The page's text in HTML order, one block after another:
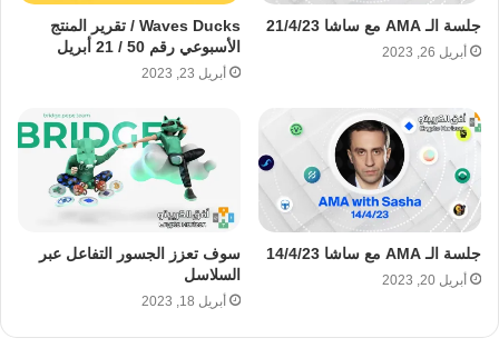
جلسة الـ AMA مع ساشا 21/4/23
أبريل 26, 2023
Waves Ducks / تقرير المنتج
الأسبوعي رقم 50 / 21 أبريل
أبريل 23, 2023
جلسة الـ AMA مع ساشا 14/4/23
أبريل 20, 2023
سوف تعزز الجسور التفاعل عبر
السلاسل
أبريل 18, 2023